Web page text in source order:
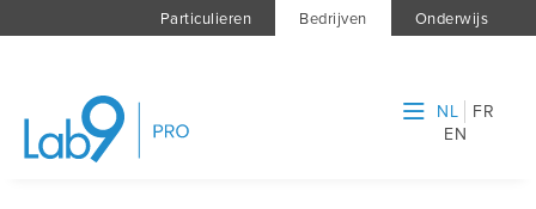
Particulieren Bedrijven Onderwijs
NL
FR
EN